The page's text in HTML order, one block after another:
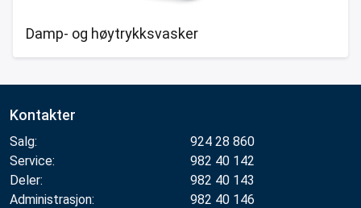
Damp- og høytrykksvasker
Kontakter
Salg:
924 28 860
Service:
982 40 142
Deler:
982 40 143
Administrasjon:
982 40 146